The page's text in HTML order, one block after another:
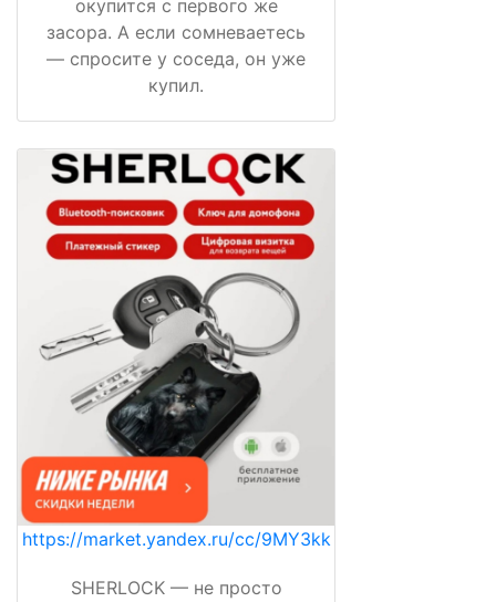
окупится с первого же
засора. А если сомневаетесь
— спросите у соседа, он уже
купил.
https://market.yandex.ru/cc/9MY3kk
SHERLOCK — не просто